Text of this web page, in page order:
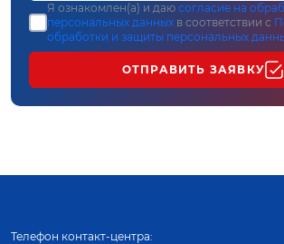
Я ознакомлен(а) и даю согласие на
персональных данных в соответствии с
обработки и защиты персональных
ОТПРАВИТЬ ЗАЯВКУ
Телефон контакт-центра: